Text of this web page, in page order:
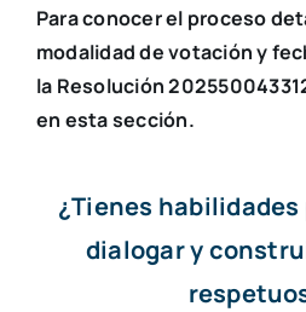
Para conocer el proceso
modalidad de votación y
la Resolución
en esta sección.
¿Tienes
dialogar y